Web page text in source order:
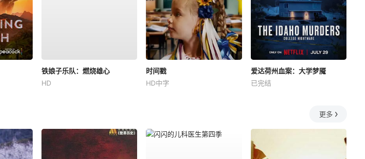
铁娘子乐队：燃烧雄心
HD
时间戳
HD中字
爱达荷州血案：大学梦魇
已完结
更多